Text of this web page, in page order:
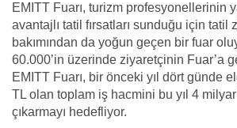
EMITT Fuarı, turizm profesyonellerinin
avantajlı tatil fırsatları sunduğu için tatil
bakımından da yoğun geçen bir fuar
60.000’in üzerinde ziyaretçinin Fuar’a
EMITT Fuarı, bir önceki yıl dört günde
TL olan toplam iş hacmini bu yıl 4
çıkarmayı hedefliyor.